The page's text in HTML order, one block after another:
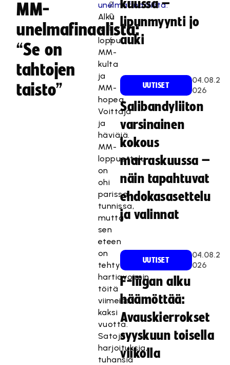
MM-
unelmafinaalista:
“Se on
tahtojen
taisto”
2
0
1
6
Alku
ja
loppu.
MM-
kulta
ja
MM-
hopea.
Voittaja
ja
häviäjä.
MM-
loppuottelu
on
ohi
parissa
tunnissa,
mutta
sen
eteen
on
tehty
hartiavoimin
töitä
viimeiset
kaksi
vuotta.
Satoja
harjoituksia,
tuhansia
kuussa –
lipunmyynti jo
auki
UUTISET
04.08.2
026
Salibandyliiton
varsinainen
kokous
marraskuussa –
näin tapahtuvat
ehdokasasettelu
ja valinnat
UUTISET
04.08.2
026
F-liigan alku
häämöttää:
Avauskierrokset
syyskuun toisella
viikolla